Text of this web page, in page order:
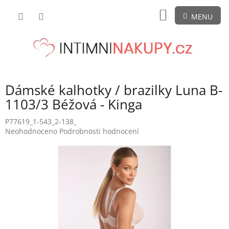
NÁKUPNÍ
KOŠÍK
Dámské kalhotky / brazilky Luna B-
1103/3 Béžová - Kinga
P77619_1-543_2-138_
Průměrné
Neohodnoceno Podrobnosti hodnocení